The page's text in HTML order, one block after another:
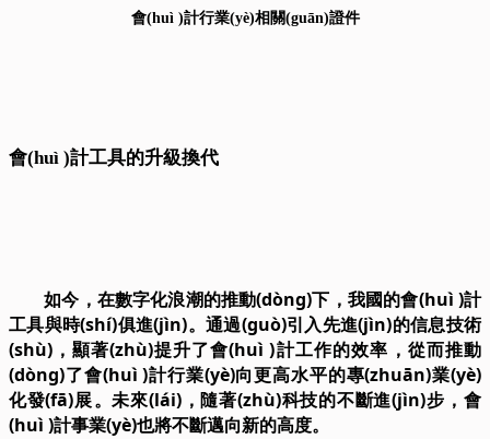
會(huì )計行業(yè)相關(guān)證件
會(huì )計工具的升級換代
如今，在數字化浪潮的推動(dòng)下，我國的會(huì )計
工具與時(shí)俱進(jìn)。通過(guò)引入先進(jìn)的信息技術
(shù)，顯著(zhù)提升了會(huì )計工作的效率，從而推動
(dòng)了會(huì )計行業(yè)向更高水平的專(zhuān)業(yè)
化發(fā)展。未來(lái)，隨著(zhù)科技的不斷進(jìn)步，會
(huì )計事業(yè)也將不斷邁向新的高度。